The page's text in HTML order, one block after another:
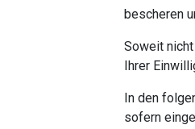
bescheren
Soweit
Ihrer
In den
sofern